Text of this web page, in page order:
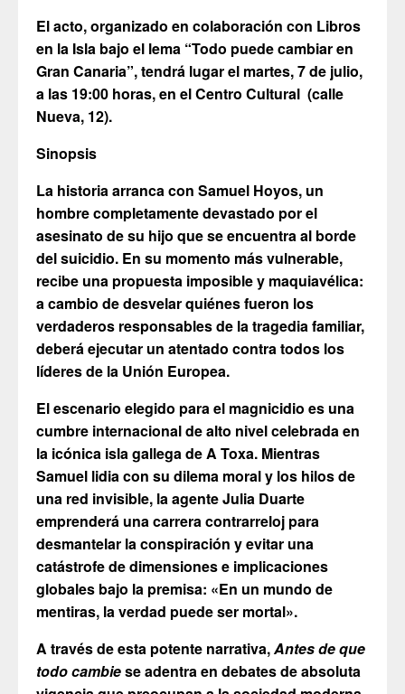
El acto, organizado en colaboración con Libros
en la Isla bajo el lema “Todo puede cambiar en
Gran Canaria”, tendrá lugar el martes, 7 de julio,
a las 19:00 horas, en el Centro Cultural (calle
Nueva, 12).
Sinopsis
La historia arranca con Samuel Hoyos, un
hombre completamente devastado por el
asesinato de su hijo que se encuentra al borde
del suicidio. En su momento más vulnerable,
recibe una propuesta imposible y maquiavélica:
a cambio de desvelar quiénes fueron los
verdaderos responsables de la tragedia familiar,
deberá ejecutar un atentado contra todos los
líderes de la Unión Europea.
El escenario elegido para el magnicidio es una
cumbre internacional de alto nivel celebrada en
la icónica isla gallega de A Toxa. Mientras
Samuel lidia con su dilema moral y los hilos de
una red invisible, la agente Julia Duarte
emprenderá una carrera contrarreloj para
desmantelar la conspiración y evitar una
catástrofe de dimensiones e implicaciones
globales bajo la premisa: «En un mundo de
mentiras, la verdad puede ser mortal».
A través de esta potente narrativa,Antes de que
todo cambiese adentra en debates de absoluta